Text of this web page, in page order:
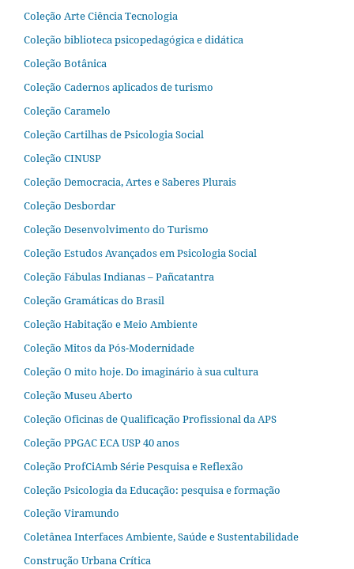
Coleção Arte Ciência Tecnologia
Coleção biblioteca psicopedagógica e didática
Coleção Botânica
Coleção Cadernos aplicados de turismo
Coleção Caramelo
Coleção Cartilhas de Psicologia Social
Coleção CINUSP
Coleção Democracia, Artes e Saberes Plurais
Coleção Desbordar
Coleção Desenvolvimento do Turismo
Coleção Estudos Avançados em Psicologia Social
Coleção Fábulas Indianas – Pañcatantra
Coleção Gramáticas do Brasil
Coleção Habitação e Meio Ambiente
Coleção Mitos da Pós-Modernidade
Coleção O mito hoje. Do imaginário à sua cultura
Coleção Museu Aberto
Coleção Oficinas de Qualificação Profissional da APS
Coleção PPGAC ECA USP 40 anos
Coleção ProfCiAmb Série Pesquisa e Reflexão
Coleção Psicologia da Educação: pesquisa e formação
Coleção Viramundo
Coletânea Interfaces Ambiente, Saúde e Sustentabilidade
Construção Urbana Crítica